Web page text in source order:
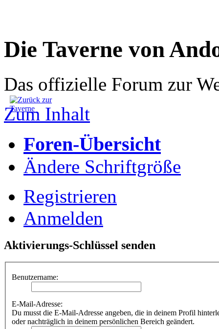
Die Taverne von
Das offizielle Forum zur
Zum Inhalt
Foren-Übersicht
Ändere Schriftgröße
Registrieren
Anmelden
Aktivierungs-Schlüssel senden
Benutzername:
E-Mail-Adresse:
Du musst die E-Mail-Adresse angeben, die in deinem Profil
oder nachträglich in deinem persönlichen Bereich geändert.